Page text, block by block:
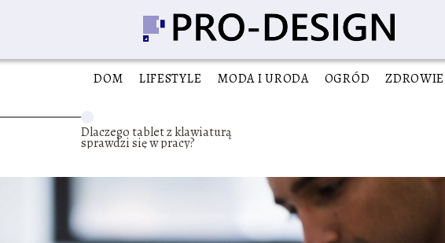
DOM LIFESTYLE MODA I URODA OGRÓD ZDROWIE
Dlaczego tablet z klawiaturą
sprawdzi się w pracy?